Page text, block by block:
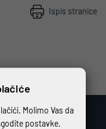
Ispis stranice
Molimo Vas da
postavke.